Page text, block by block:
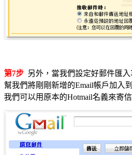
第7步 另外，當我們設定好郵件匯
幫我們將剛剛新增的Email帳戶加入
我們可以用原本的Hotmail名義來寄信